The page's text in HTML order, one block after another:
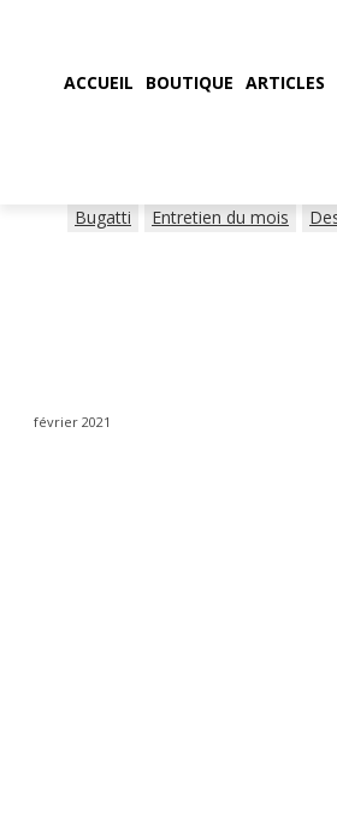
ACCUEIL BOUTIQUE ARTICLES
Bugatti Entretien du mois
février 2021